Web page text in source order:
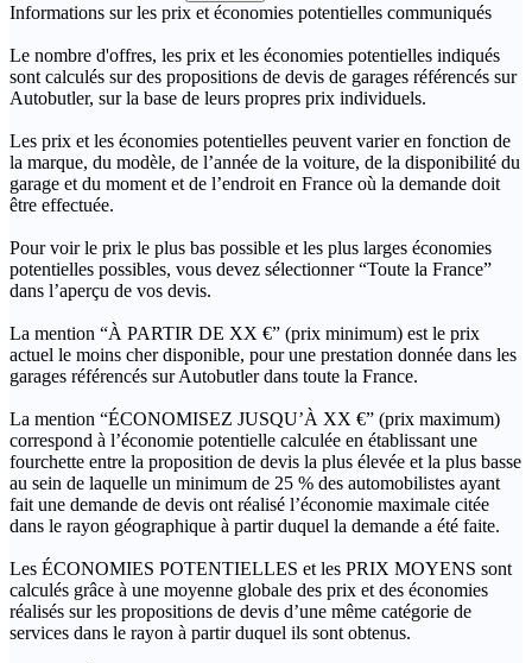
Informations sur les prix et économies potentielles communiqués
Le nombre d'offres, les prix et les économies potentielles indiqués
sont calculés sur des propositions de devis de garages référencés sur
Autobutler, sur la base de leurs propres prix individuels.
Les prix et les économies potentielles peuvent varier en fonction de
la marque, du modèle, de l’année de la voiture, de la disponibilité du
garage et du moment et de l’endroit en France où la demande doit
être effectuée.
Pour voir le prix le plus bas possible et les plus larges économies
potentielles possibles, vous devez sélectionner “Toute la France”
dans l’aperçu de vos devis.
La mention “À PARTIR DE XX €” (prix minimum) est le prix
actuel le moins cher disponible, pour une prestation donnée dans les
garages référencés sur Autobutler dans toute la France.
La mention “ÉCONOMISEZ JUSQU’À XX €” (prix maximum)
correspond à l’économie potentielle calculée en établissant une
fourchette entre la proposition de devis la plus élevée et la plus basse
au sein de laquelle un minimum de 25 % des automobilistes ayant
fait une demande de devis ont réalisé l’économie maximale citée
dans le rayon géographique à partir duquel la demande a été faite.
Les ÉCONOMIES POTENTIELLES et les PRIX MOYENS sont
calculés grâce à une moyenne globale des prix et des économies
réalisés sur les propositions de devis d’une même catégorie de
services dans le rayon à partir duquel ils sont obtenus.